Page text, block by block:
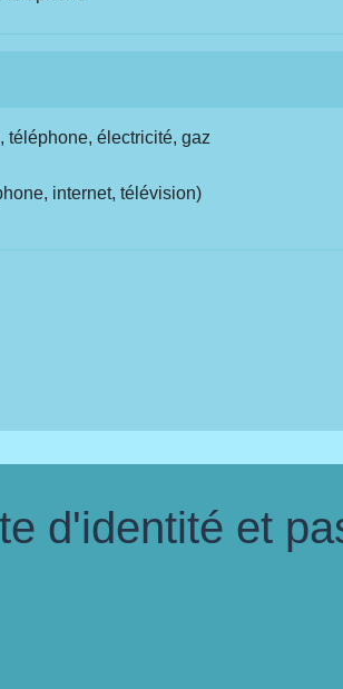
téléphone, électricité, gaz
internet, télévision)
d'identité et